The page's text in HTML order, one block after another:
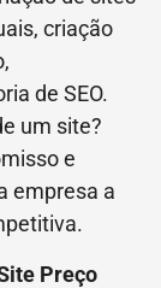
criação
de SEO.
um site?
e
empresa a
Preço